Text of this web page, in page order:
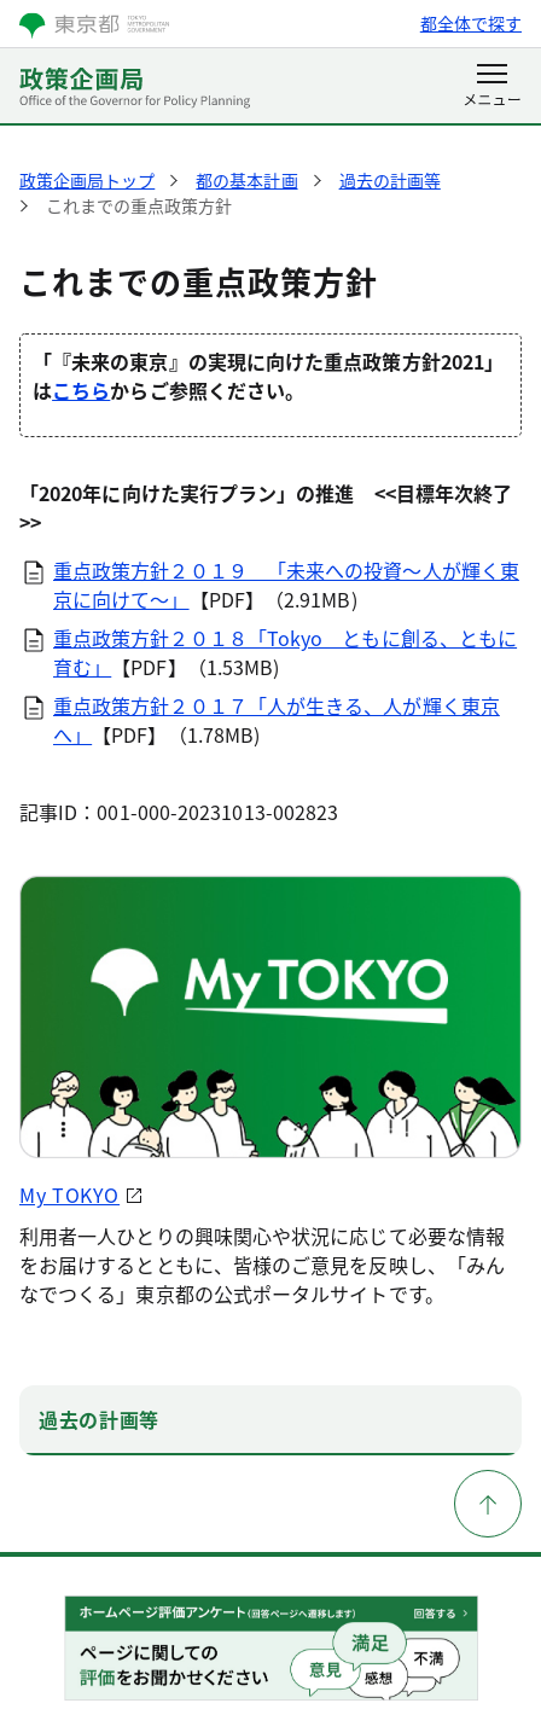
都全体で探す
政策企画局トップ 都の基本計画
過去の計画等
これまでの重点政策方針
これまでの重点政策方針
「『未来の東京』の実現に向けた重点政策方針2021」
はこちらからご参照ください。
「2020年に向けた実行プラン」の推進 <<目標年次終了
>>
重点政策方針２０１９ 「未来への投資～人が輝く東
京に向けて～」
【PDF】（2.91MB)
重点政策方針２０１８「Tokyo ともに創る、ともに
育む」
【PDF】（1.53MB)
重点政策方針２０１７「人が生きる、人が輝く東京
へ」
【PDF】（1.78MB)
記事ID：001-000-20231013-002823
My TOKYO
利用者一人ひとりの興味関心や状況に応じて必要な情報
をお届けするとともに、皆様のご意見を反映し、「みん
なでつくる」東京都の公式ポータルサイトです。
過去の計画等